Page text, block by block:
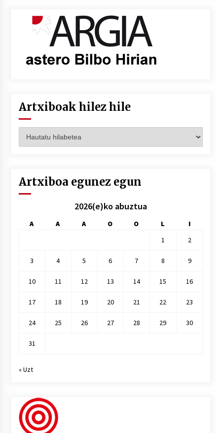
Artxiboak hilez hile
hilez
Artxiboa egunez egun
2026(e)ko abuztua
A A A O O L
I
1
2
3 4 5 6 7 8 9
10 11 12 13 14 15 16
17 18 19 20 21 22 23
24 25 26 27 28 29 30
31
« Uzt